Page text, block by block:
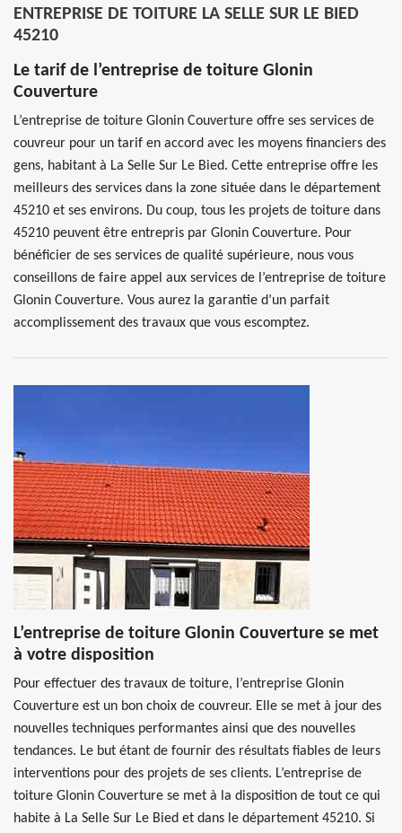
ENTREPRISE DE TOITURE LA SELLE SUR LE BIED
45210
Le tarif de l’entreprise de toiture Glonin
Couverture
L’entreprise de toiture Glonin Couverture offre ses services de
couvreur pour un tarif en accord avec les moyens financiers des
gens, habitant à La Selle Sur Le Bied. Cette entreprise offre les
meilleurs des services dans la zone située dans le département
45210 et ses environs. Du coup, tous les projets de toiture dans
45210 peuvent être entrepris par Glonin Couverture. Pour
bénéficier de ses services de qualité supérieure, nous vous
conseillons de faire appel aux services de l’entreprise de toiture
Glonin Couverture. Vous aurez la garantie d’un parfait
accomplissement des travaux que vous escomptez.
L’entreprise de toiture Glonin Couverture se met
à votre disposition
Pour effectuer des travaux de toiture, l’entreprise Glonin
Couverture est un bon choix de couvreur. Elle se met à jour des
nouvelles techniques performantes ainsi que des nouvelles
tendances. Le but étant de fournir des résultats fiables de leurs
interventions pour des projets de ses clients. L’entreprise de
toiture Glonin Couverture se met à la disposition de tout ce qui
habite à La Selle Sur Le Bied et dans le département 45210. Si